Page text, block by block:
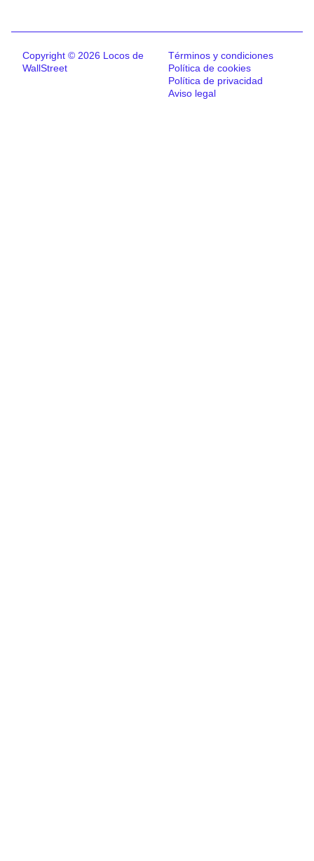
Copyright © 2026 Locos de
WallStreet
Términos y condiciones
Política de cookies
Política de privacidad
Aviso legal